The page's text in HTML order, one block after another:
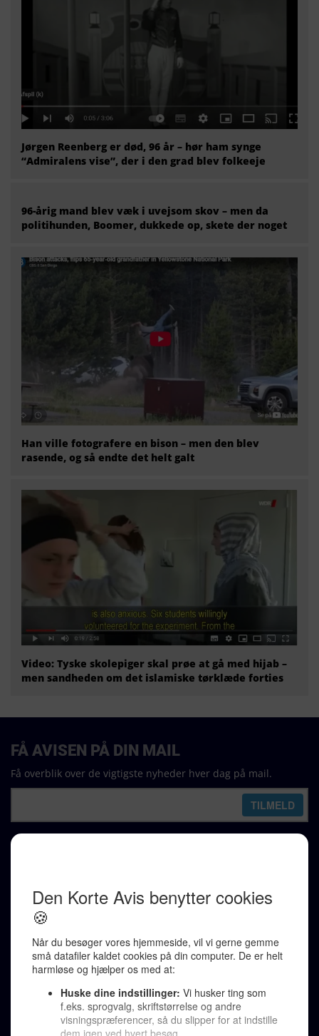
Jørgen Reenberg er død, 96 år – hør ham synge
“Admiralens vise”, der i den grad blev folkeeje
96-årig mand blev væk i uvejsom skov – men da
politihunden, Boomer, dukkede op, skete der noget
Han ville fotografere en bison – men den blev
rasende, og så endte det helt galt
Video: Tyske skolepiger skal prøe at gå med hijab –
men sandheden om det islamiske tørklæde forties
Karen Jespersen
Redaktionen kontaktes via mail til
redaktion@denkorteavis.dk
Telefonsvarer 20 30 10 96
Von Ostensgade 22, 2791 Dragør
LINKS
Tidligere aviser >
FÅ AVISEN PÅ DIN MAIL
Få overblik over de vigtigste nyheder hver dag på mail.